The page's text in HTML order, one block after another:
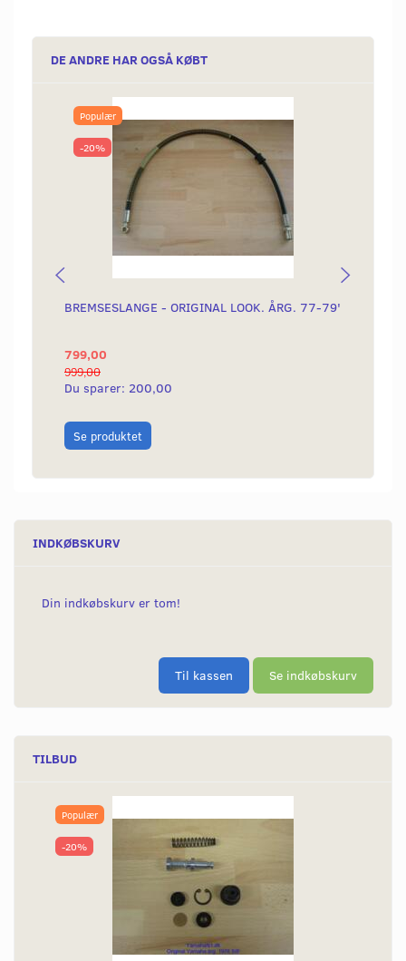
DE ANDRE HAR OGSÅ KØBT
Populær
-20%
BREMSESLANGE - ORIGINAL LOOK. ÅRG. 77-79'
799,00
999,00
Du sparer: 200,00
Se produktet
INDKØBSKURV
Din indkøbskurv er tom!
Til kassen Se indkøbskurv
TILBUD
Populær
-20%